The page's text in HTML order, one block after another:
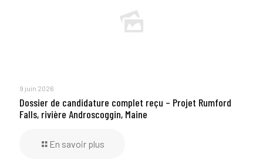
9 juin 2026
Dossier de candidature complet reçu – Projet Rumford
Falls, rivière Androscoggin, Maine
En savoir plus